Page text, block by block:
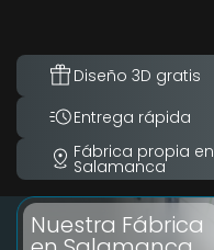
Diseño 3D gratis
Entrega rápida
Fábrica propia en
Salamanca
Nuestra Fábrica